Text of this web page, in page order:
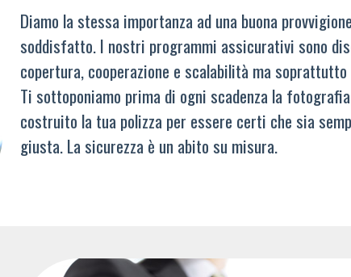
Diamo la stessa importanza ad una buona
soddisfatto. I nostri programmi assicurativi sono
copertura, cooperazione e scalabilità ma soprattutto
Ti sottoponiamo prima di ogni scadenza la
costruito la tua polizza per essere certi che sia
giusta. La sicurezza è un abito su misura.